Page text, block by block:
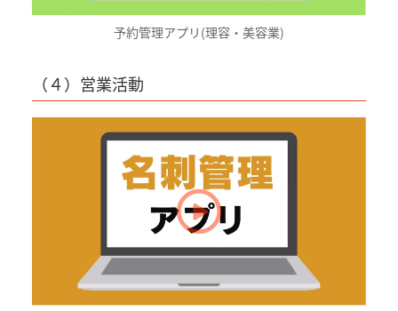
予約管理アプリ(理容・美容業)
（４）営業活動